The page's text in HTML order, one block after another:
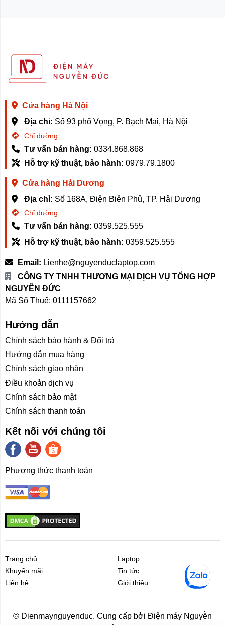
Cửa hàng Hà Nội
Địa chỉ: Số 93 phố Vọng, P. Bạch Mai, Hà Nội
Chỉ đường
Tư vấn bán hàng: 0334.868.868
Hỗ trợ kỹ thuật, bảo hành: 0979.79.1800
Cửa hàng Hải Dương
Địa chỉ: Số 168A, Điện Biên Phủ, TP. Hải Dương
Chỉ đường
Tư vấn bán hàng: 0359.525.555
Hỗ trợ kỹ thuật, bảo hành: 0359.525.555
Email: Lienhe@nguyenduclaptop.com
CÔNG TY TNHH THƯƠNG MẠI DỊCH VỤ TỔNG HỢP
NGUYỄN ĐỨC
Mã Số Thuế: 0111157662
Hướng dẫn
Chính sách bảo hành & Đổi trả
Hướng dẫn mua hàng
Chính sách giao nhận
Điều khoản dịch vụ
Chính sách bảo mật
Chính sách thanh toán
Kết nối với chúng tôi
Phương thức thanh toán
Trang chủ
Laptop
Khuyến mãi
Tin tức
Liên hệ
Giới thiệu
© Dienmaynguyenduc. Cung cấp bởi Điện máy Nguyễn